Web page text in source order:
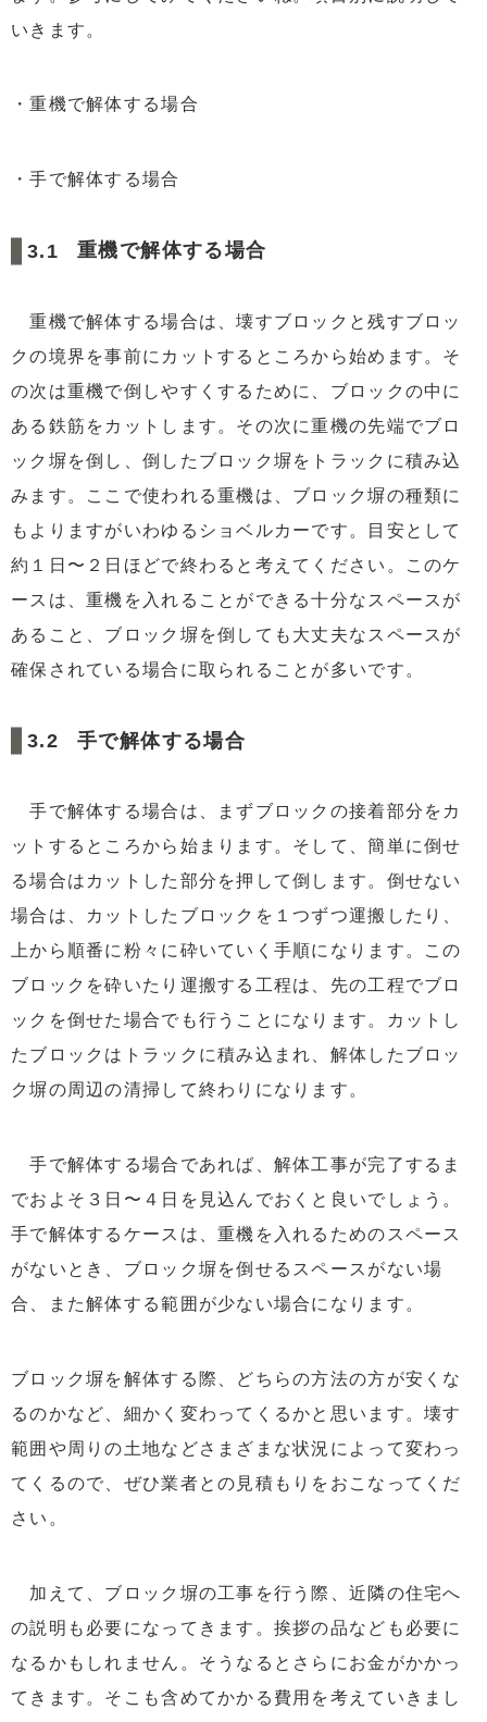
いきます。
・重機で解体する場合
・手で解体する場合
重機で解体する場合
重機で解体する場合は、壊すブロックと残すブロッ
クの境界を事前にカットするところから始めます。そ
の次は重機で倒しやすくするために、ブロックの中に
ある鉄筋をカットします。その次に重機の先端でブロ
ック塀を倒し、倒したブロック塀をトラックに積み込
みます。ここで使われる重機は、ブロック塀の種類に
もよりますがいわゆるショベルカーです。目安として
約１日〜２日ほどで終わると考えてください。このケ
ースは、重機を入れることができる十分なスペースが
あること、ブロック塀を倒しても大丈夫なスペースが
確保されている場合に取られることが多いです。
手で解体する場合
手で解体する場合は、まずブロックの接着部分をカ
ットするところから始まります。そして、簡単に倒せ
る場合はカットした部分を押して倒します。倒せない
場合は、カットしたブロックを１つずつ運搬したり、
上から順番に粉々に砕いていく手順になります。この
ブロックを砕いたり運搬する工程は、先の工程でブロ
ックを倒せた場合でも行うことになります。カットし
たブロックはトラックに積み込まれ、解体したブロッ
ク塀の周辺の清掃して終わりになります。
手で解体する場合であれば、解体工事が完了するま
でおよそ３日〜４日を見込んでおくと良いでしょう。
手で解体するケースは、重機を入れるためのスペース
がないとき、ブロック塀を倒せるスペースがない場
合、また解体する範囲が少ない場合になります。
ブロック塀を解体する際、どちらの方法の方が安くな
るのかなど、細かく変わってくるかと思います。壊す
範囲や周りの土地などさまざまな状況によって変わっ
てくるので、ぜひ業者との見積もりをおこなってくだ
さい。
加えて、ブロック塀の工事を行う際、近隣の住宅へ
の説明も必要になってきます。挨拶の品なども必要に
なるかもしれません。そうなるとさらにお金がかかっ
てきます。そこも含めてかかる費用を考えていきまし